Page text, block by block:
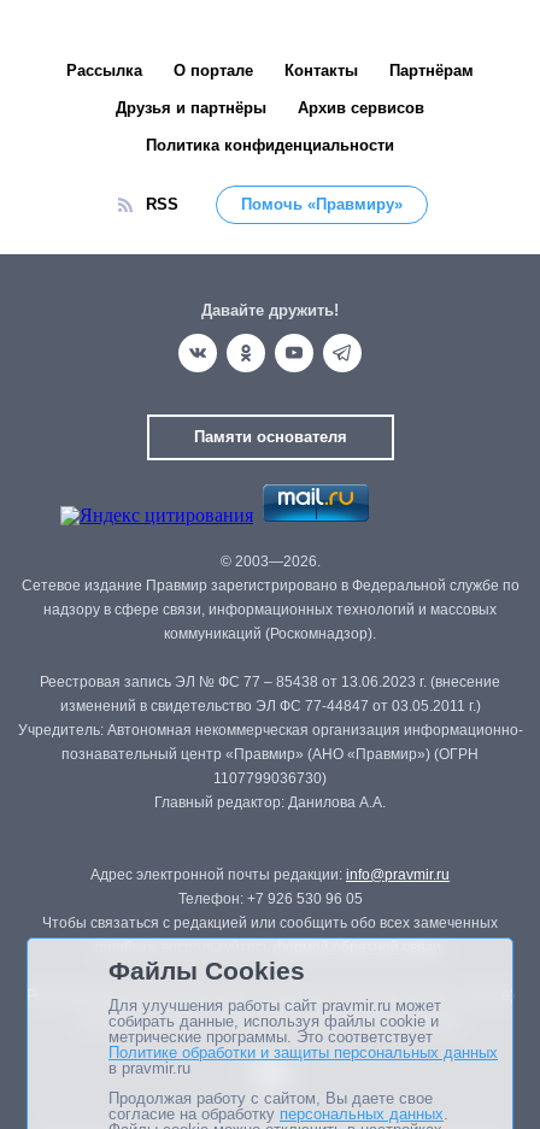
Рассылка О портале Контакты Партнёрам
Друзья и партнёры Архив сервисов
Политика конфиденциальности
RSS Помочь «Правмиру»
Давайте дружить!
Памяти основателя
© 2003—2026.
Сетевое издание Правмир зарегистрировано в Федеральной службе по
надзору в сфере связи, информационных технологий и массовых
коммуникаций (Роскомнадзор).
Реестровая запись ЭЛ № ФС 77 – 85438 от 13.06.2023 г. (внесение
изменений в свидетельство ЭЛ ФС 77-44847 от 03.05.2011 г.)
Учредитель: Автономная некоммерческая организация информационно-
познавательный центр «Правмир» (АНО «Правмир») (ОГРН
1107799036730)
Главный редактор: Данилова А.А.
Адрес электронной почты редакции: info@pravmir.ru
Телефон: +7 926 530 96 05
Чтобы связаться с редакцией или сообщить обо всех замеченных
Републикация материалов сайта в печатных изданиях (книгах, прессе)
возможна только с письменного разрешения редакции.
Файлы Cookies
Для улучшения работы сайт pravmir.ru может
собирать данные, используя файлы cookie и
метрические программы. Это соответствует
Политике обработки и защиты персональных данных
в pravmir.ru
Продолжая работу с сайтом, Вы даете свое
согласие на обработку персональных данных.